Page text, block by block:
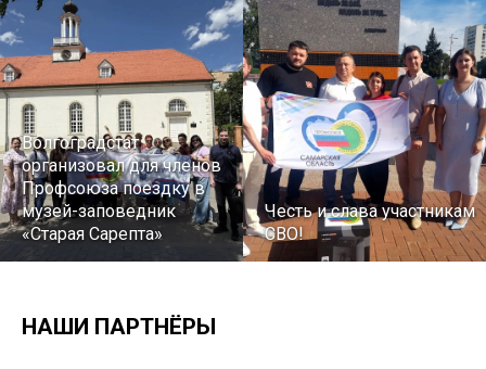
Волгоградстат
организовал для членов
Профсоюза поездку в
музей-заповедник
«Старая Сарепта»
Честь и слава участникам
СВО!
НАШИ ПАРТНЁРЫ